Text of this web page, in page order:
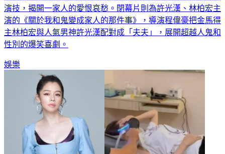
演技，揭開一家人的愛恨哀愁。閉幕片則為許光漢、林柏宏主
演的《關於我和鬼變成家人的那件事》，導演程偉豪把金馬得
主林柏宏與人氣男神許光漢配對成「夫夫」，展開超越人鬼和
性別的爆笑喜劇。
娛樂